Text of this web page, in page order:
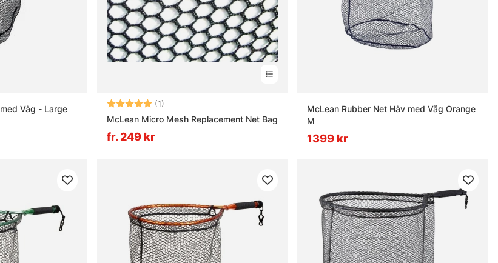
Våg - Large
Betyg: (1)
McLean Micro Mesh Replacement Net Bag
fr. 249 kr
McLean Rubber Net Håv med Våg Orange
M
1399 kr